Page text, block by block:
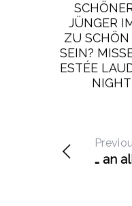
JÜNGER
ZU
SEIN?
ESTÉE
… an